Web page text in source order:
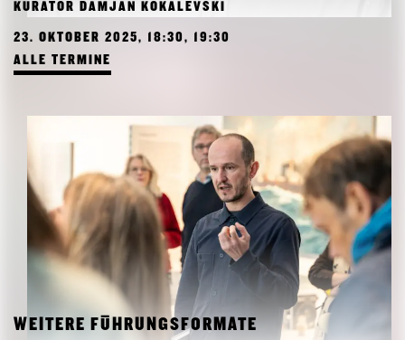
KURATOR DAMJAN KOKALEVSKI
23. OKTOBER 2025, 18:30, 19:30
ALLE TERMINE
WEITERE FÜHRUNGSFORMATE